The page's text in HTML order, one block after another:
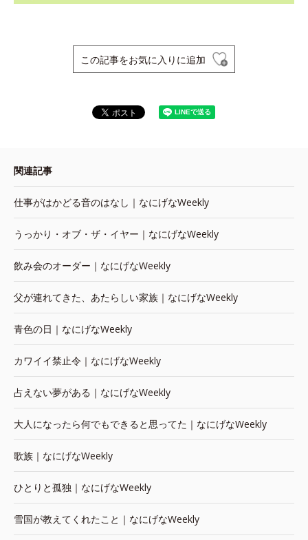
この記事をお気に入りに追加
関連記事
仕事がはかどる音のはなし｜なにげなWeekly
うっかり・オブ・ザ・イヤー｜なにげなWeekly
飲み会のオーダー｜なにげなWeekly
父が連れてきた、あたらしい家族｜なにげなWeekly
青色の日｜なにげなWeekly
カワイイ禁止令｜なにげなWeekly
占えない夢がある｜なにげなWeekly
大人になったら何でもできると思ってた｜なにげなWeekly
歌族｜なにげなWeekly
ひとりと孤独｜なにげなWeekly
雪国が教えてくれたこと｜なにげなWeekly